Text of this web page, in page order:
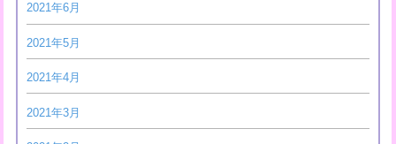
2021年6月
2021年5月
2021年4月
2021年3月